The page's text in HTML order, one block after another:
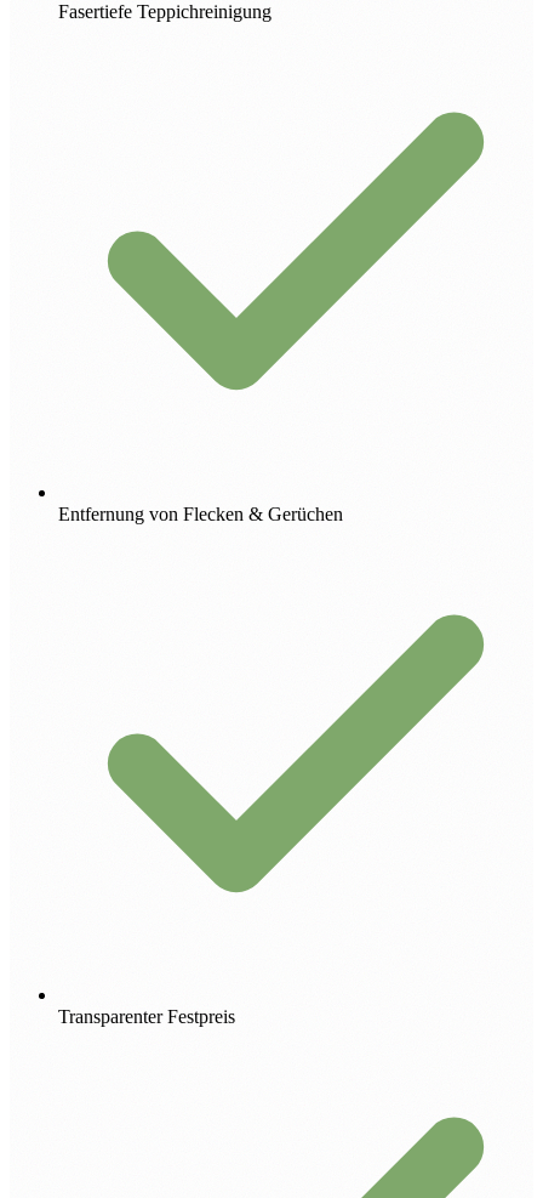
Fasertiefe Teppichreinigung
Entfernung von Flecken & Gerüchen
Transparenter Festpreis